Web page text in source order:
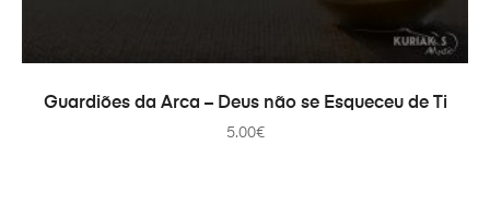
ДОДАТИ В КОШИК
Guardiões da Arca – Deus não se Esqueceu de Ti
5.00€